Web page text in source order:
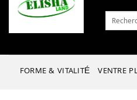
Recherche
pour :
FORME & VITALITÉ VENTRE